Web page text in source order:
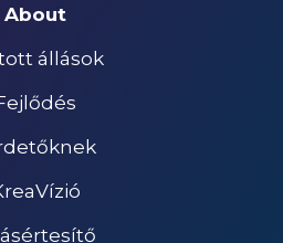
About
állások